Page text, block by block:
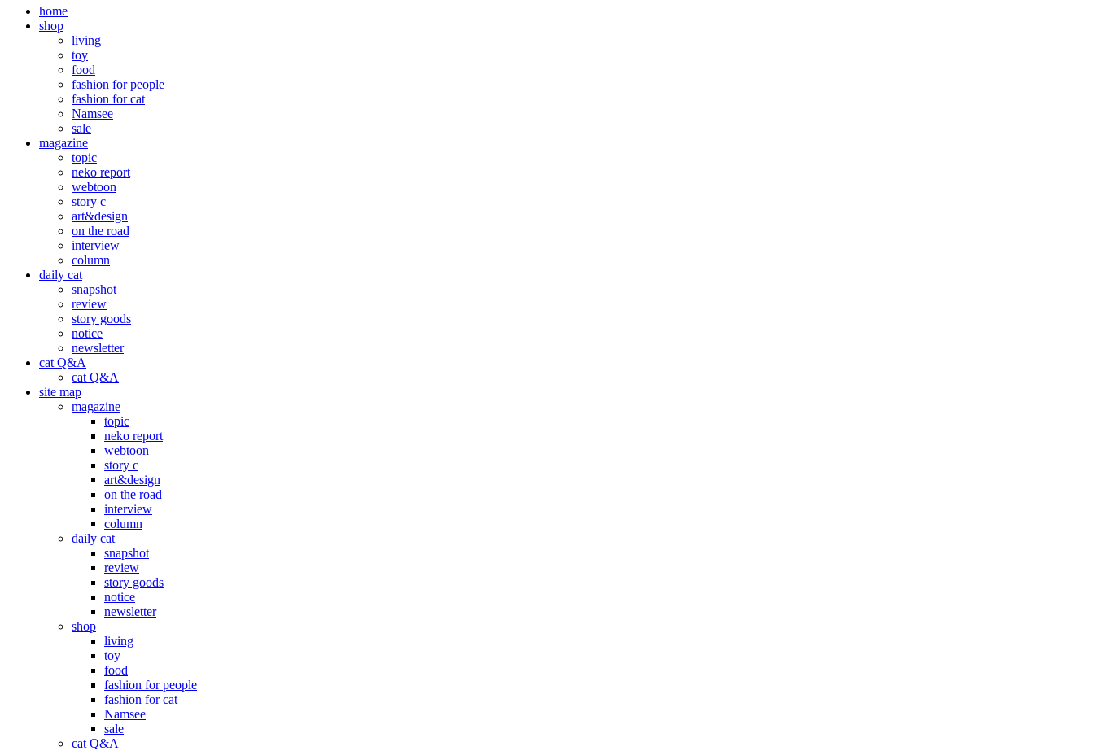
home
shop
living
toy
food
fashion for people
fashion for cat
Namsee
sale
magazine
topic
neko report
webtoon
story c
art&design
on the road
interview
column
daily cat
snapshot
review
story goods
notice
newsletter
cat Q&A
cat Q&A
site map
magazine
topic
neko report
webtoon
story c
art&design
on the road
interview
column
daily cat
snapshot
review
story goods
notice
newsletter
shop
living
toy
food
fashion for people
fashion for cat
Namsee
sale
cat Q&A